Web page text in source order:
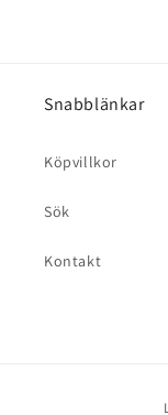
Snabblänkar
Köpvillkor
Sök
Kontakt